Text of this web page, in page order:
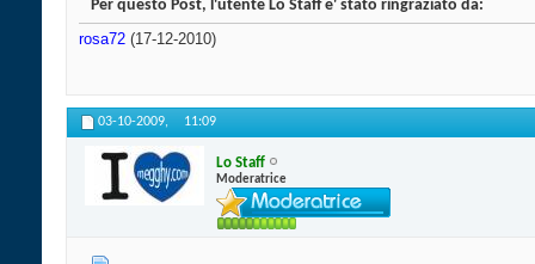
Per questo Post, l'utente Lo Staff e' stato ringraziato da:
rosa72 (17-12-2010)
03-10-2009, 11:09
Lo Staff
Moderatrice